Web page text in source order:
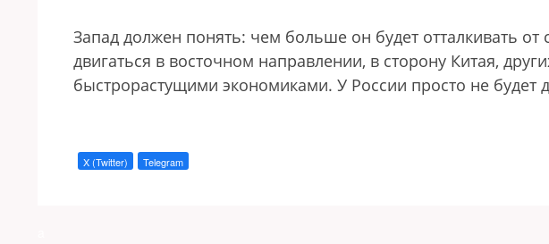
Запад должен понять: чем больше он будет отталкивать от
двигаться в восточном направлении, в сторону Китая,
быстрорастущими экономиками. У России просто не будет
X (Twitter) Telegram